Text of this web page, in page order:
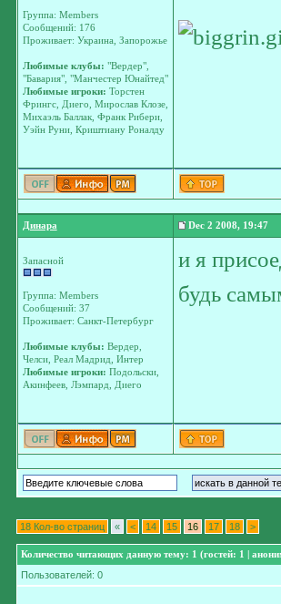
Группа: Members
Сообщений: 176
Проживает: Украина, Запорожье
Любимые клубы: "Вердер",
"Бавария", "Манчестер Юнайтед"
Любимые игроки: Торстен
Фрингс, Диего, Мирослав Клозе,
Михаэль Баллак, Франк Рибери,
Уэйн Руни, Криштиану Роналду
Динара Dec 2 2008, 19:47
Запасной
Группа: Members
Сообщений: 37
Проживает: Санкт-Петербург
Любимые клубы: Вердер,
Челси, Реал Мадрид, Интер
Любимые игроки: Подольски,
Акинфеев, Лэмпард, Диего
и я
будь
18 Кол-во страниц « < 14 15 16 17 18 >
Количество читающих данную тему: 1 (гостей: 1 |
Пользователей: 0